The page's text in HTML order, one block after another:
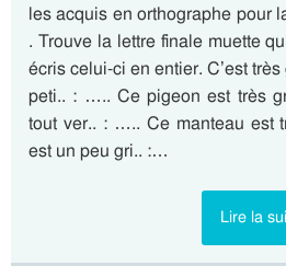
les acquis en orthographe pour
. Trouve la lettre finale muette
écris celui-ci en entier. C’est
peti.. : ….. Ce pigeon est très
tout ver.. : ….. Ce manteau est
est un peu gri.. :…
Lire la